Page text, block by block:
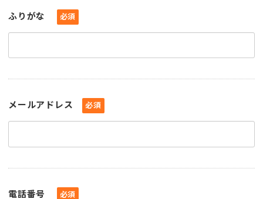
ふりがな 必須
メールアドレス 必須
電話番号 必須